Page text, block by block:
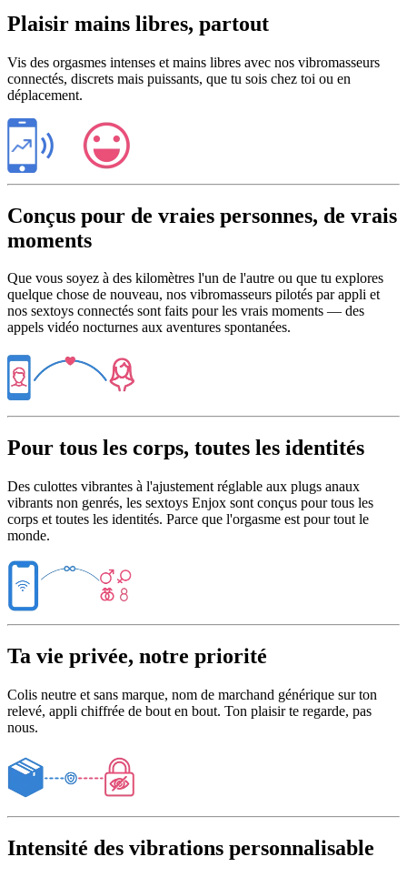
Plaisir mains libres, partout
Vis des orgasmes intenses et mains libres avec nos vibromasseurs
connectés, discrets mais puissants, que tu sois chez toi ou en
déplacement.
Conçus pour de vraies personnes, de vrais
moments
Que vous soyez à des kilomètres l'un de l'autre ou que tu explores
quelque chose de nouveau, nos vibromasseurs pilotés par appli et
nos sextoys connectés sont faits pour les vrais moments — des
appels vidéo nocturnes aux aventures spontanées.
Pour tous les corps, toutes les identités
Des culottes vibrantes à l'ajustement réglable aux plugs anaux
vibrants non genrés, les sextoys Enjox sont conçus pour tous les
corps et toutes les identités. Parce que l'orgasme est pour tout le
monde.
Ta vie privée, notre priorité
Colis neutre et sans marque, nom de marchand générique sur ton
relevé, appli chiffrée de bout en bout. Ton plaisir te regarde, pas
nous.
Intensité des vibrations personnalisable